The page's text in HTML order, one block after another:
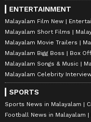
ENTERTAINMENT
Malayalam Film New
Malayalam Short Films
Malayalam Movie Trailers
Malayalam Bigg Boss
Box
Malayalam Songs & Music
Malayalam Celebrity
SPORTS
Sports News in Malayalam
Football News in Malayalam